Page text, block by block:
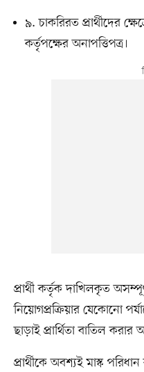
৯. চাকরিরত প্রার্থীদের
কর্তৃপক্ষের অনাপত্তিপত্র।
প্রার্থী কর্তৃক দাখিলকৃত
নিয়োগপ্রক্রিয়ার যেকোনো
ছাড়াই প্রার্থিতা বাতিল
প্রার্থীকে অবশ্যই মাস্ক